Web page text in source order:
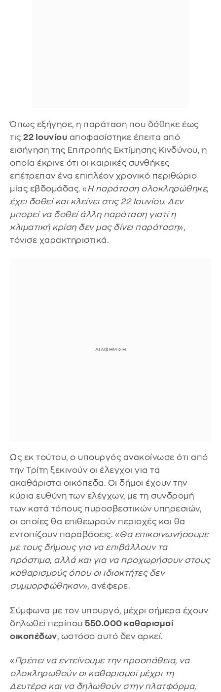
Όπως εξήγησε, η παράταση που δόθηκε έως
τις 22 Ιουνίου αποφασίστηκε έπειτα από
εισήγηση της Επιτροπής Εκτίμησης Κινδύνου, η
οποία έκρινε ότι οι καιρικές συνθήκες
επέτρεπαν ένα επιπλέον χρονικό περιθώριο
μίας εβδομάδας. «Η παράταση ολοκληρώθηκε,
έχει δοθεί και κλείνει στις 22 Ιουνίου. Δεν
μπορεί να δοθεί άλλη παράταση γιατί η
κλιματική κρίση δεν μας δίνει παράταση»,
τόνισε χαρακτηριστικά.
Ως εκ τούτου, ο υπουργός ανακοίνωσε ότι από
την Τρίτη ξεκινούν οι έλεγχοι για τα
ακαθάριστα οικόπεδα. Οι δήμοι έχουν την
κύρια ευθύνη των ελέγχων, με τη συνδρομή
των κατά τόπους πυροσβεστικών υπηρεσιών,
οι οποίες θα επιθεωρούν περιοχές και θα
εντοπίζουν παραβάσεις. «Θα επικοινωνήσουμε
με τους δήμους για να επιβάλλουν τα
πρόστιμα, αλλά και για να προχωρήσουν στους
καθαρισμούς όπου οι ιδιοκτήτες δεν
συμμορφώθηκαν», ανέφερε.
Σύμφωνα με τον υπουργό, μέχρι σήμερα έχουν
δηλωθεί περίπου 550.000 καθαρισμοί
οικοπέδων, ωστόσο αυτό δεν αρκεί.
«Πρέπει να εντείνουμε την προσπάθεια, να
ολοκληρωθούν οι καθαρισμοί μέχρι τη
Δευτέρα και να δηλωθούν στην πλατφόρμα,